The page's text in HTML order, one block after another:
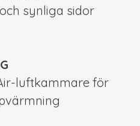
synliga sidor
luftkammare för